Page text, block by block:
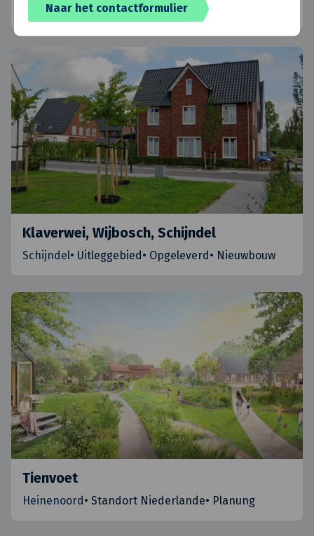
Naar het contactformulier
Posen, Polen• Standort Polen•Aktuelle
Klaverwei, Wijbosch, Schijndel
Schijndel• Uitleggebied• Opgeleverd• Nieuwbouw
Tienvoet
Heinenoord• Standort Niederlande• Planung